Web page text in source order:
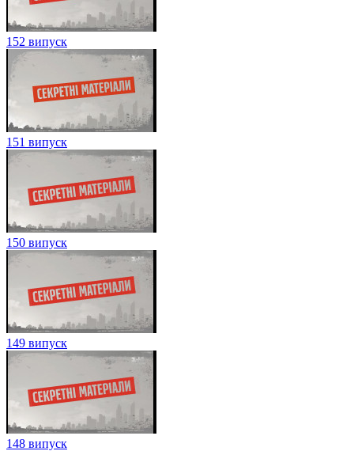
152 випуск
151 випуск
150 випуск
149 випуск
148 випуск